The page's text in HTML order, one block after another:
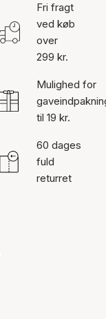
Fri fragt
ved køb
over
299 kr.
Mulighed for
til 19 kr.
60 dages
fuld
returret